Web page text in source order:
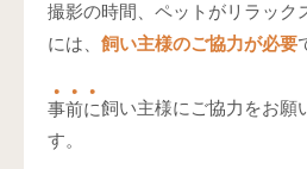
撮影の時間、ペットがリラック
には、 飼い主様のご協力が必要
事前に飼い主様にご協力をお願
す。